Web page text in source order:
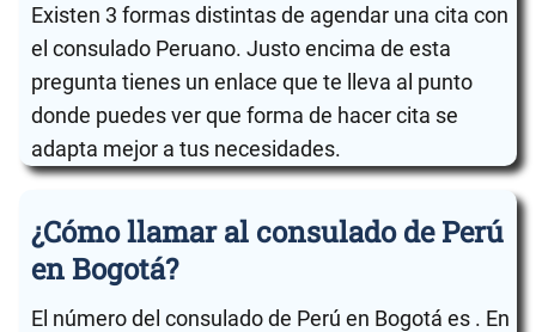
Existen 3 formas distintas de agendar una cita con
el consulado Peruano. Justo encima de esta
pregunta tienes un enlace que te lleva al punto
donde puedes ver que forma de hacer cita se
adapta mejor a tus necesidades.
¿Cómo llamar al consulado de Perú
en Bogotá?
El número del consulado de Perú en Bogotá es . En